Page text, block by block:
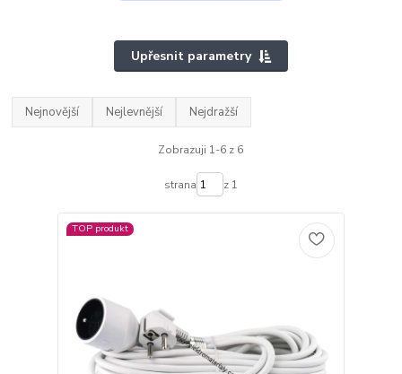
Upřesnit parametry
Nejnovější Nejlevnější Nejdražší
Zobrazuji 1-6 z 6
strana z 1
TOP produkt